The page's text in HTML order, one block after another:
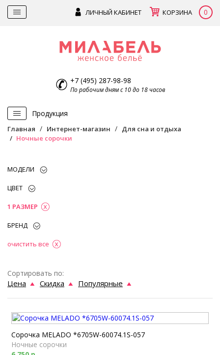
ЛИЧНЫЙ КАБИНЕТ КОРЗИНА 0
+7 (495) 287-98-98
По рабочим дням с 10 до 18 часов
Продукция
Главная Интернет-магазин
Для сна и отдыха
Ночные сорочки
МОДЕЛИ
ЦВЕТ
1 РАЗМЕР
БРЕНД
очистить все
Сортировать по:
Цена Скидка Популярные
Сорочка MELADO *6705W-60074.1S-057
Ночные сорочки